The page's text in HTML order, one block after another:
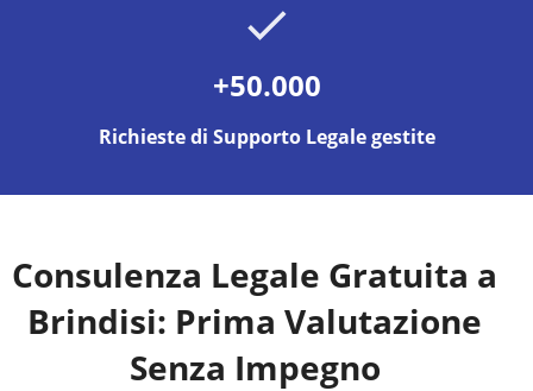
+50.000
Richieste di Supporto Legale gestite
Consulenza Legale Gratuita a
Brindisi: Prima Valutazione
Senza Impegno